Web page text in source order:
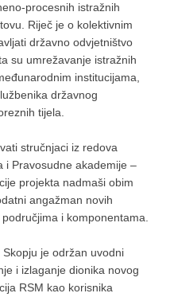
procesnih istražnih
Riječ je o kolektivnim
državno odvjetništvo
su umrežavanje istražnih
institucijama,
državnog
tijela.
stručnjaci iz redova
i Pravosudne akademije –
projekta nadmaši obim
angažman novih
i komponentama.
je održan uvodni
i izlaganje dionika novog
RSM kao korisnika